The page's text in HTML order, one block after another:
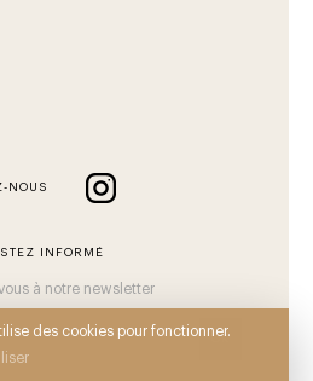
NOUS
INFORMÉ
à notre newsletter
OK
des cookies pour fonctionner.